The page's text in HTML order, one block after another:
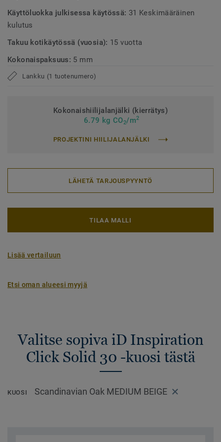
Käyttöluokka julkisessa käytössä: 31 Keskimääräinen
kulutus
Takuu kotikäytössä (vuosia): 15 vuotta
Kokonaispaksuus: 5 mm
Lankku (1 tuotenumero)
Kokonaishiilijalanjälki (kierrätys)
6.79 kg CO2/m2
PROJEKTINI HIILIJALANJÄLKI
LÄHETÄ TARJOUSPYYNTÖ
TILAA MALLI
Lisää vertailuun
Etsi oman alueesi myyjä
Valitse sopiva iD Inspiration
Click Solid 30 -kuosi tästä
KUOSI Scandinavian Oak MEDIUM BEIGE